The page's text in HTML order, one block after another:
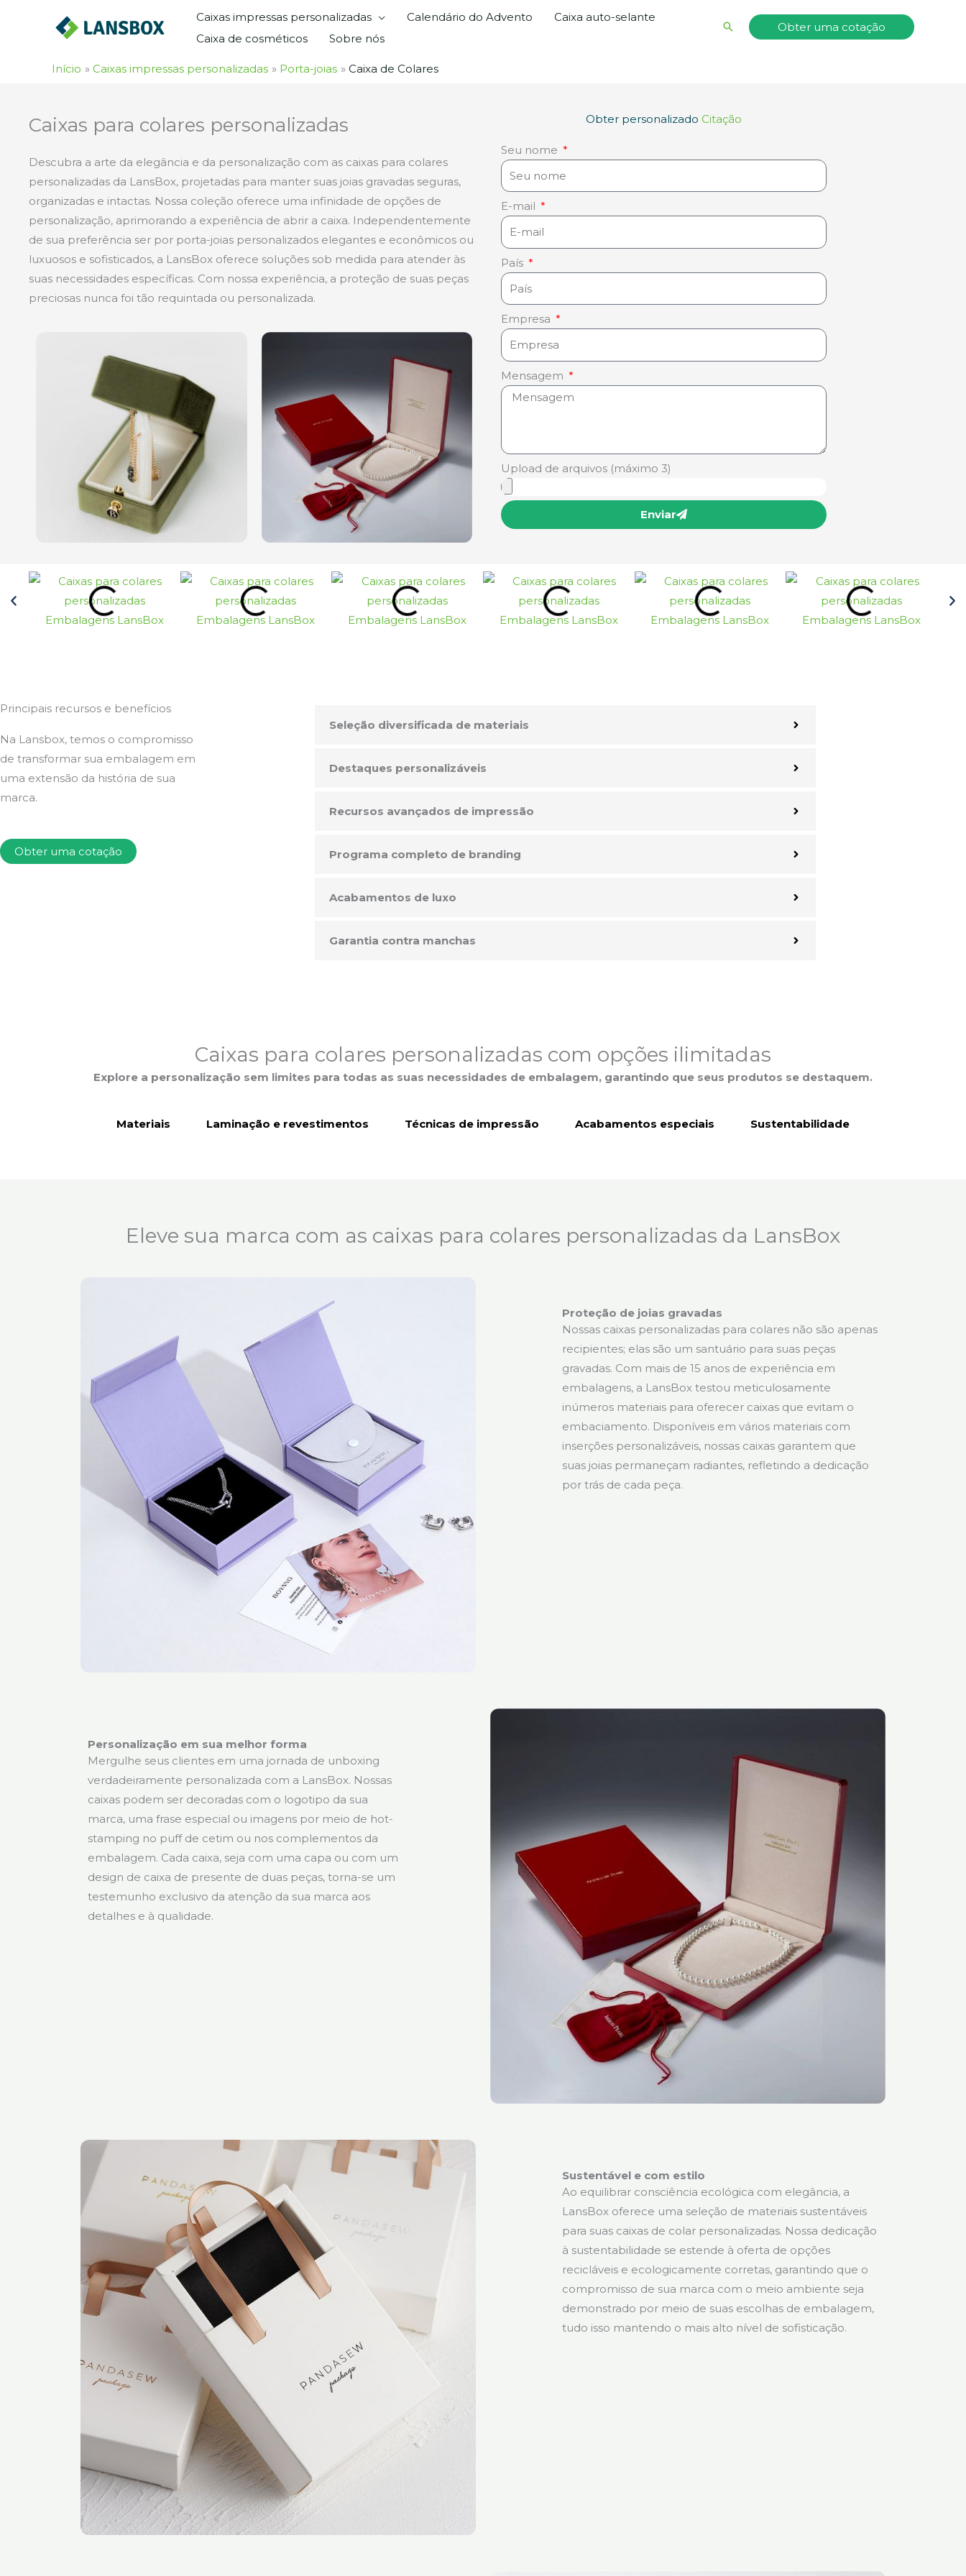
conteúdo
Caixas impressas personalizadas Calendário do Advento
Caixa auto-selante
Caixa de cosméticos
Sobre nós
PesquisarObter uma cotação
Início Caixas impressas personalizadas Porta-joias Caixa de Colares
Caixas para colares personalizadas
Descubra a arte da elegância e da personalização com as caixas para colares
personalizadas da LansBox, projetadas para manter suas joias gravadas seguras,
organizadas e intactas. Nossa coleção oferece uma infinidade de opções de
personalização, aprimorando a experiência de abrir a caixa. Independentemente
de sua preferência ser por porta-joias personalizados elegantes e econômicos ou
luxuosos e sofisticados, a LansBox oferece soluções sob medida para atender às
suas necessidades específicas. Com nossa experiência, a proteção de suas peças
preciosas nunca foi tão requintada ou personalizada.
Obter personalizado Citação
Seu nome
E-mail
País
Empresa
Mensagem
Upload de arquivos (máximo 3)
Enviar
Principais recursos e benefícios
Na Lansbox, temos o compromisso
de transformar sua embalagem em
uma extensão da história de sua
marca.
Obter uma cotação
Seleção diversificada de materiais
Destaques personalizáveis
Recursos avançados de impressão
Programa completo de branding
Acabamentos de luxo
Garantia contra manchas
Caixas para colares personalizadas com opções ilimitadas
Explore a personalização sem limites para todas as suas necessidades de embalagem, garantindo que seus produtos se destaquem.
Materiais Laminação e revestimentos Técnicas de impressão Acabamentos especiais Sustentabilidade
Eleve sua marca com as caixas para colares personalizadas da LansBox
Proteção de joias gravadas
Nossas caixas personalizadas para colares não são apenas
recipientes; elas são um santuário para suas peças
gravadas. Com mais de 15 anos de experiência em
embalagens, a LansBox testou meticulosamente
inúmeros materiais para oferecer caixas que evitam o
embaciamento. Disponíveis em vários materiais com
inserções personalizáveis, nossas caixas garantem que
suas joias permaneçam radiantes, refletindo a dedicação
por trás de cada peça.
Personalização em sua melhor forma
Mergulhe seus clientes em uma jornada de unboxing
verdadeiramente personalizada com a LansBox. Nossas
caixas podem ser decoradas com o logotipo da sua
marca, uma frase especial ou imagens por meio de hot-
stamping no puff de cetim ou nos complementos da
embalagem. Cada caixa, seja com uma capa ou com um
design de caixa de presente de duas peças, torna-se um
testemunho exclusivo da atenção da sua marca aos
detalhes e à qualidade.
Sustentável e com estilo
Ao equilibrar consciência ecológica com elegância, a
LansBox oferece uma seleção de materiais sustentáveis
para suas caixas de colar personalizadas. Nossa dedicação
à sustentabilidade se estende à oferta de opções
recicláveis e ecologicamente corretas, garantindo que o
compromisso de sua marca com o meio ambiente seja
demonstrado por meio de suas escolhas de embalagem,
tudo isso mantendo o mais alto nível de sofisticação.